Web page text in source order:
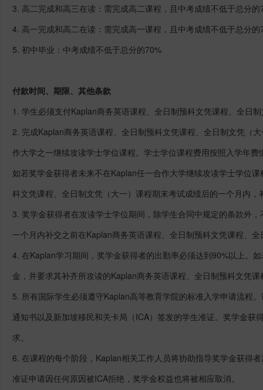
3. 高二完成和高三在读：需完成高二课程，且中考成绩不低于总分的
4. 高一完成和高二在读：需完成高一课程，且中考成绩不低于总分的
5. 初中毕业：中考成绩不低于总分的70%
付款时间、期限、其他条款
1. 学生必须支付Kaplan商务英语课程、全日制预科文凭课程、全日
2. 完成Kaplan商务英语课程、全日制预科文凭课程、全日制文凭（
作大学之一继续攻读学士学位课程。学士学位课程费用按照入学年费
如若奖学金获得者未来不在Kaplan任一合作大学继续攻读学士学位
科文凭课程、全日制文凭（大一）课程期末考试成绩后的一个月内
3. 奖学金获得者在攻读学士学位期间，除学生合同中规定的条款外
一个月内补交之前在Kaplan商务英语课程、全日制预科文凭课程、
4. 在Kaplan学习期间，奖学金获得者的出勤率必须达到90%以上。
金，并要求其补齐所攻读的Kaplan商务英语课程、全日制预科文凭
5. 所有国际学生必须遵守Kaplan高等教育学院的标准入学申请流程
通知书以及新加坡移民和关卡局（ICA）签发的学生准证。奖学金获
求。
6. 在课程的每个阶段，Kaplan相关工作人员将协助指导奖学金获得
准证申请因任何原因被ICA拒绝，奖学金权益也将被相应取消。